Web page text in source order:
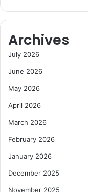
Archives
July 2026
June 2026
May 2026
April 2026
March 2026
February 2026
January 2026
December 2025
November 2025